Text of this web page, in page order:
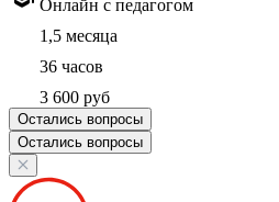
Онлайн с педагогом
1,5 месяца
36 часов
3 600 руб
Остались вопросы
Остались вопросы